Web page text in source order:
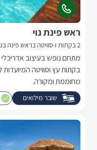
ראש פינת נוי
2 בקתות ו-סוויטה בראש פינה בגליל העליון
בקתות עץ וסוויטה
מחוממת ומקורה.
שובר מילואים